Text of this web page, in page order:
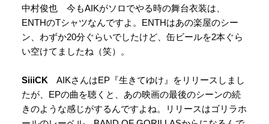
中村俊也 今もAIKがソロでやる時の舞台衣装は、
ENTHのTシャツなんですよ。ENTHはあの楽屋のシー
ン、わずか20分ぐらいでしたけど、缶ビールを2本ぐら
い空けてましたね（笑）。
SiiiCK AIKさんはEP『生きてゆけ』をリリースしまし
たが、EPの曲を聴くと、あの映画の最後のシーンの続
きのような感じがするんですよね。リリースはゴリラホ